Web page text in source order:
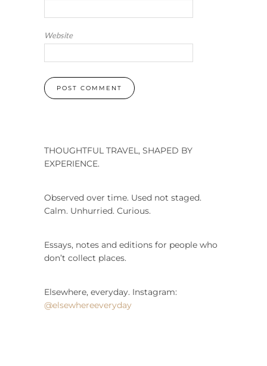
Website
THOUGHTFUL TRAVEL, SHAPED BY
EXPERIENCE.
Observed over time. Used not staged.
Calm. Unhurried. Curious.
Essays, notes and editions for people who
don’t collect places.
Elsewhere, everyday. Instagram:
@elsewhereeveryday